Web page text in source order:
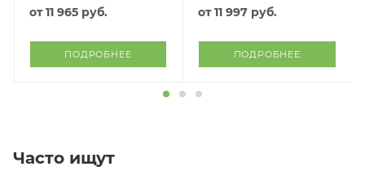
от11 965 руб.
ПОДРОБНЕЕ
от11 997 руб.
ПОДРОБНЕЕ
Часто ищут